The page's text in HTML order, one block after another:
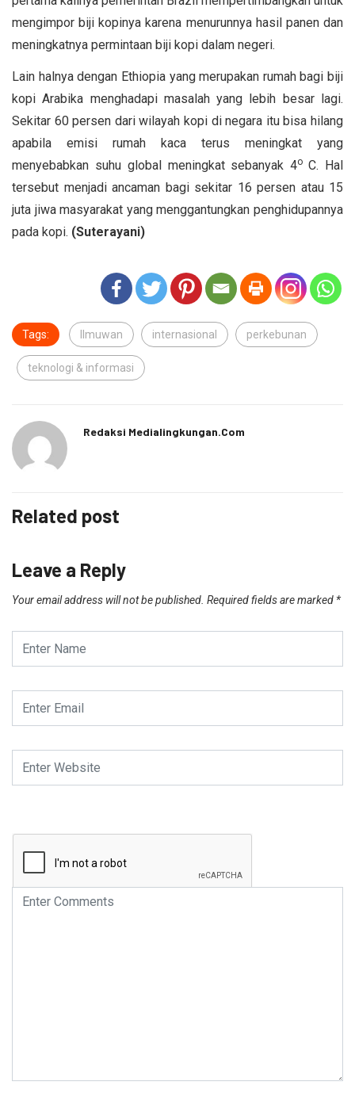
mengimpor biji kopinya karena menurunnya hasil panen dan
meningkatnya permintaan biji kopi dalam negeri.
Lain halnya dengan Ethiopia yang merupakan rumah bagi biji
kopi Arabika menghadapi masalah yang lebih besar lagi.
Sekitar 60 persen dari wilayah kopi di negara itu bisa hilang
apabila emisi rumah kaca terus meningkat yang
menyebabkan suhu global meningkat sebanyak 4oC. Hal
tersebut menjadi ancaman bagi sekitar 16 persen atau 15
juta jiwa masyarakat yang menggantungkan penghidupannya
pada kopi. (Suterayani)
Tags: Ilmuwan internasional perkebunan
teknologi & informasi
Redaksi Medialingkungan.com
Related post
Leave a Reply
Your email address will not be published. Required fields are marked *